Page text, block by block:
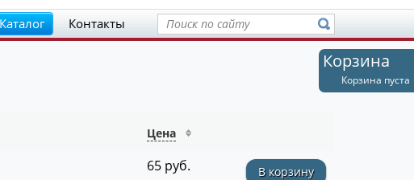
Каталог Контакты
Корзина
Корзина пуста
Цена
65 руб. В корзину